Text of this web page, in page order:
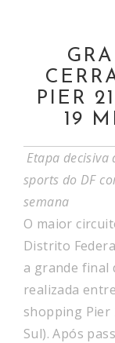
PIER
19
Etapa
sports do DF
semana
O maior
Distrito
a grande final
realizada
shopping Pier
Sul). Após